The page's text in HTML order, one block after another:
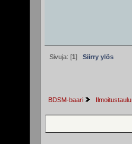
Sivuja: [1] Siirry ylös
BDSM-baari Ilmoitustaulu